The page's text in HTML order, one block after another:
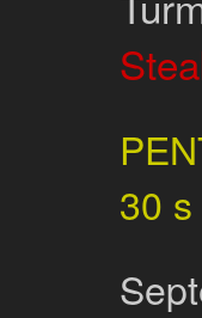
30 s